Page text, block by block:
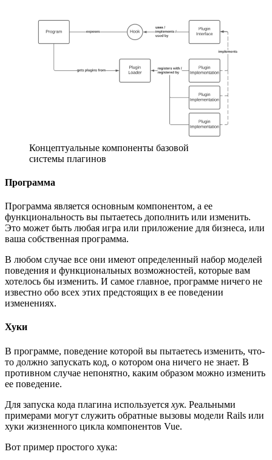
Концептуальные компоненты базовой
системы плагинов
Программа
Программа является основным компонентом, а ее
функциональность вы пытаетесь дополнить или изменить.
Это может быть любая игра или приложение для бизнеса, или
ваша собственная программа.
В любом случае все они имеют определенный набор моделей
поведения и функциональных возможностей, которые вам
хотелось бы изменить. И самое главное, программе ничего не
известно обо всех этих предстоящих в ее поведении
изменениях.
Хуки
В программе, поведение которой вы пытаетесь изменить, что-
то должно запускать код, о котором она ничего не знает. В
противном случае непонятно, каким образом можно изменить
ее поведение.
Для запуска кода плагина используется хук. Реальными
примерами могут служить обратные вызовы модели Rails или
хуки жизненного цикла компонентов Vue.
Вот пример простого хука: